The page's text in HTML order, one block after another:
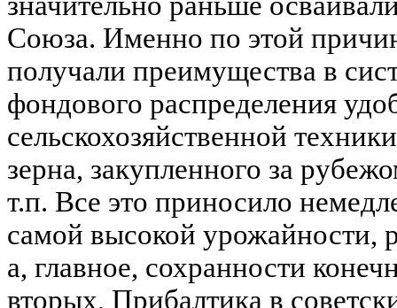
Союза. Именно по этой
получали преимущества в
фондового распределения
сельскохозяйственной
зерна, закупленного за
т.п. Все это приносило
самой высокой урожайности,
а, главное, сохранности
вторых, Прибалтика в